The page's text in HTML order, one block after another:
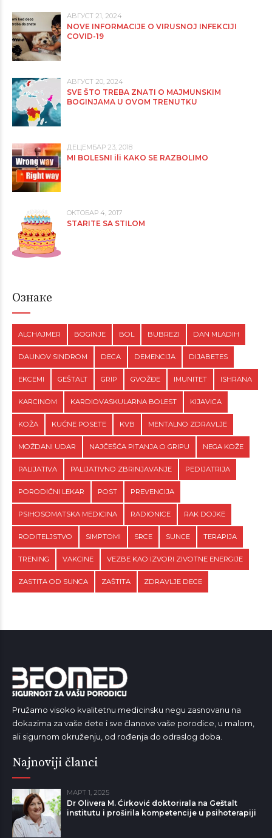
АВГУСТ 21, 2024
NOVE INFORMACIJE O VIRUSNOJ INFEKCIJI
COVID-19
АВГУСТ 20, 2024
SVE ŠTO TREBA ZNATI O MAJMUNSKIM
BOGINJAMA U OVOM TRENUTKU
ДЕЦЕМБАР 23, 2018
MI BOLESNI ili KAKO SE RAZBOLIMO
ОКТОБАР 4, 2017
STARITE SA STILOM
Ознаке
ALCHAJMER BOGINJE BOL BUBREZI DAN MLADIH
DAUNOV SINDROM DECA DEMENCIJA DIJABETES
EKCEMI GEŠTALT GRIP GVOŽĐE IMUNITET ISHRANA
KARCINOM KARDIOVASKULARNA BOLEST KIJAVICA
KOŽA KUĆNE POSETE KVB MENTALNO ZDRAVLJE
MOŽDANI UDAR NAJČEŠĆA PITANJA O GRIPU NEGA KOŽE
PALIJATIVA PALIJATIVNO ZBRINJAVANJE PEDIJATRIJA
PORODIČNI LEKAR POST PREVENCIJA
PSIHOSOMATSKA MEDICINA RADIONICE RAK DOJKE
RODITELJSTVO SIMPTOMI SRCE SUNCE TERAPIJA
TRENING VAKCINE VEZBE KAO IZVORI ZIVOTNE ENERGIJE
ZASTITA OD SUNCA ZAŠTITA ZDRAVLJE DECE
Pružamo visoko kvalitetnu medicinsku negu zasnovanu na
dokazima za vaše dete i sve članove vaše porodice, u malom,
ali sigurnom okruženju, od rođenja do odraslog doba.
Najnoviji članci
МАРТ 1, 2025
Dr Olivera M. Ćirković doktorirala na Geštalt
institutu i proširila kompetencije u psihoterapiji